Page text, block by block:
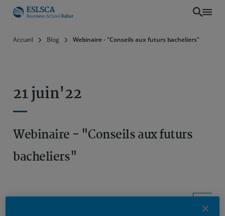
Accueil Blog Webinaire - "Conseils aux futurs bacheliers"
21 juin'22
Webinaire - "Conseils aux futurs
bacheliers"